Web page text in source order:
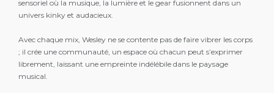
sensoriel où la musique, la lumière et le gear fusionnent dans un
univers kinky et audacieux.
Avec chaque mix, Wesley ne se contente pas de faire vibrer les corps
; il crée une communauté, un espace où chacun peut s’exprimer
librement, laissant une empreinte indélébile dans le paysage
musical.